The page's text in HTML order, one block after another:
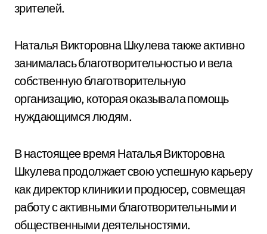
зрителей.
Наталья Викторовна Шкулева также активно
занималась благотворительностью и вела
собственную благотворительную
организацию, которая оказывала помощь
нуждающимся людям.
В настоящее время Наталья Викторовна
Шкулева продолжает свою успешную карьеру
как директор клиники и продюсер, совмещая
работу с активными благотворительными и
общественными деятельностями.